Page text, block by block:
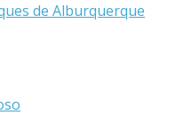
de Alburquerque